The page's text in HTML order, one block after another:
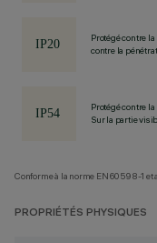
Protégé contre
contre la
Protégé contre
Sur la partie
Conforme à la norme EN60598-1
PROPRIÉTÉS PHYSIQUES